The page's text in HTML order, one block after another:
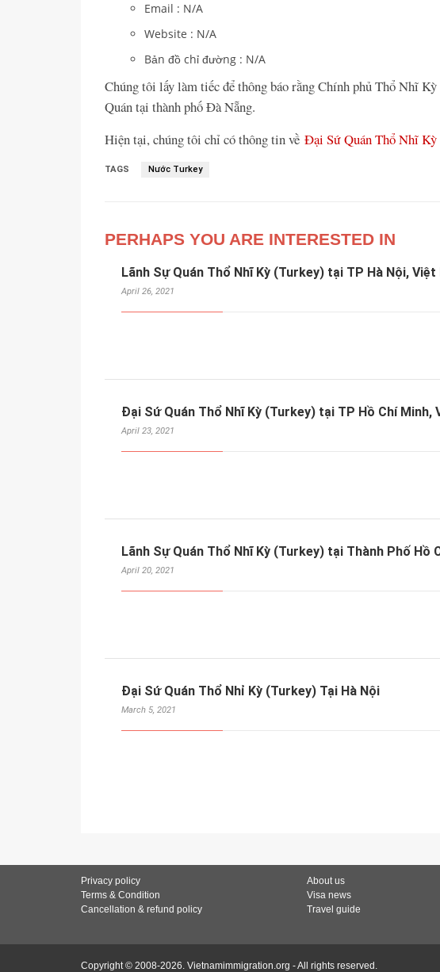
Email : N/A
Website : N/A
Bản đồ chỉ đường : N/A
Chúng tôi lấy làm tiếc để thông báo rằng Chính phủ Thổ Nhĩ
Quán tại thành phố Đà Nẵng.
Hiện tại, chúng tôi chỉ có thông tin về Đại Sứ Quán Thổ Nhĩ
TAGS Nước Turkey
PERHAPS YOU ARE INTERESTED IN
Lãnh Sự Quán Thổ Nhĩ Kỳ (Turkey) tại TP Hà Nội, Việt
April 26, 2021
Đại Sứ Quán Thổ Nhĩ Kỳ (Turkey) tại TP Hồ Chí Minh,
April 23, 2021
Lãnh Sự Quán Thổ Nhĩ Kỳ (Turkey) tại Thành Phố Hồ
April 20, 2021
Đại Sứ Quán Thổ Nhỉ Kỳ (Turkey) Tại Hà Nội
March 5, 2021
Privacy policy
Terms & Condition
Cancellation & refund policy
About us
Visa news
Travel guide
Copyright © 2008-2026. Vietnamimmigration.org - All rights reserved.